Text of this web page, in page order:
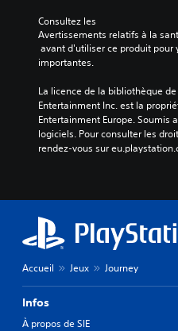
Consultez les
Avertissements relatifs à la
importantes.
La licence de la bibliothèque
Entertainment Inc. est la
Entertainment Europe. Soumis
logiciels. Pour consulter les
rendez-vous sur
Accueil Jeux Journey
Infos
À propos de SIE